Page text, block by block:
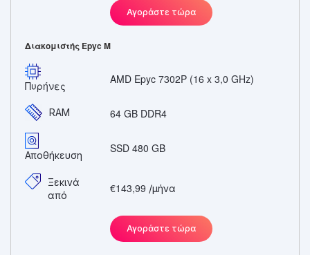
Αγοράστε τώρα
Διακομιστής Epyc M
Πυρήνες AMD Epyc 7302P (16 x 3,0 GHz)
RAM 64 GB DDR4
Αποθήκευση
SSD 480 GB
Ξεκινά
από
€143,99 /μήνα
Αγοράστε τώρα